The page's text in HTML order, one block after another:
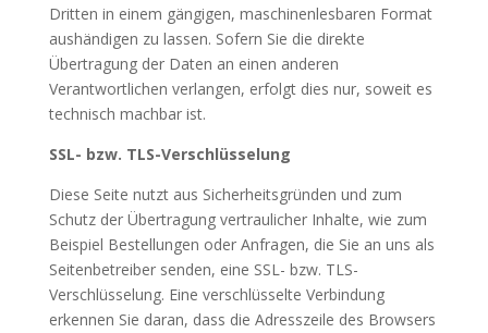
Dritten in einem gängigen, maschinenlesbaren Format
aushändigen zu lassen. Sofern Sie die direkte
Übertragung der Daten an einen anderen
Verantwortlichen verlangen, erfolgt dies nur, soweit es
technisch machbar ist.
SSL- bzw. TLS-Verschlüsselung
Diese Seite nutzt aus Sicherheitsgründen und zum
Schutz der Übertragung vertraulicher Inhalte, wie zum
Beispiel Bestellungen oder Anfragen, die Sie an uns als
Seitenbetreiber senden, eine SSL- bzw. TLS-
Verschlüsselung. Eine verschlüsselte Verbindung
erkennen Sie daran, dass die Adresszeile des Browsers